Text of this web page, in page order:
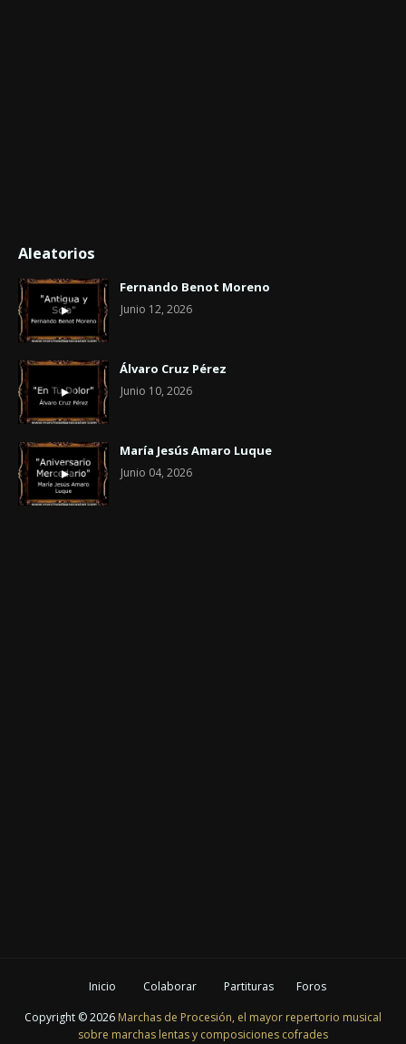
Aleatorios
Fernando Benot Moreno
Junio 12, 2026
Álvaro Cruz Pérez
Junio 10, 2026
María Jesús Amaro Luque
Junio 04, 2026
Inicio Colaborar Partituras
Foros
Copyright ©2026 Marchas de Procesión, el mayor repertorio musical
sobre marchas lentas y composiciones cofrades